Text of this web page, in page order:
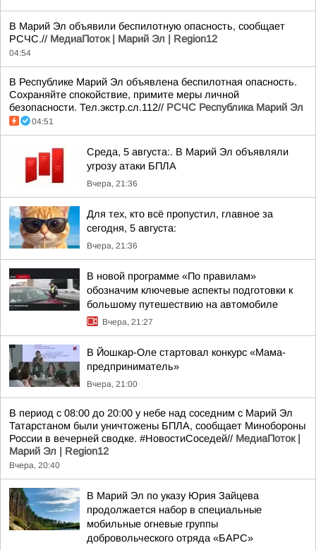
В Марий Эл объявили беспилотную опасность, сообщает
РСЧС.// МедиаПоток | Марий Эл | Region12
04:54
В Республике Марий Эл объявлена беспилотная опасность.
Сохраняйте спокойствие, примите меры личной
безопасности. Тел.экстр.сл.112// РСЧС Республика Марий Эл
04:51
Среда, 5 августа:. В Марий Эл объявляли
угрозу атаки БПЛА
Вчера, 21:36
Для тех, кто всё пропустил, главное за
сегодня, 5 августа:
Вчера, 21:36
В новой программе «По правилам»
обозначим ключевые аспекты подготовки к
большому путешествию на автомобиле
Вчера, 21:27
В Йошкар-Оле стартовал конкурс «Мама-
предприниматель»
Вчера, 21:00
В период с 08:00 до 20:00 у небе над соседним с Марий Эл
Татарстаном были уничтожены БПЛА, сообщает Минобороны
России в вечерней сводке. #НовостиСоседей// МедиаПоток |
Марий Эл | Region12
Вчера, 20:40
В Марий Эл по указу Юрия Зайцева
продолжается набор в специальные
мобильные огневые группы
добровольческого отряда «БАРС»